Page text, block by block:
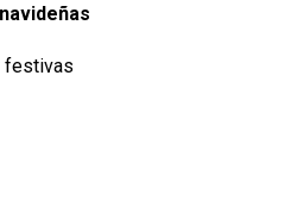
festivas